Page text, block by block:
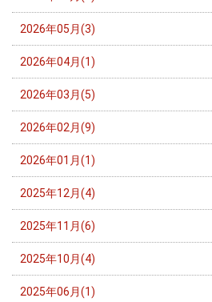
2026年05月(3)
2026年04月(1)
2026年03月(5)
2026年02月(9)
2026年01月(1)
2025年12月(4)
2025年11月(6)
2025年10月(4)
2025年06月(1)